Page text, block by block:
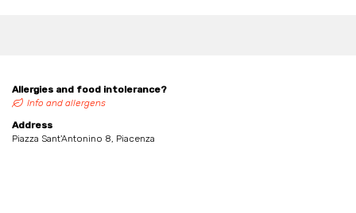
Allergies and food intolerance?
Info and allergens
Address
Piazza Sant'Antonino 8, Piacenza